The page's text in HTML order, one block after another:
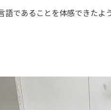
であることを体感できたよ